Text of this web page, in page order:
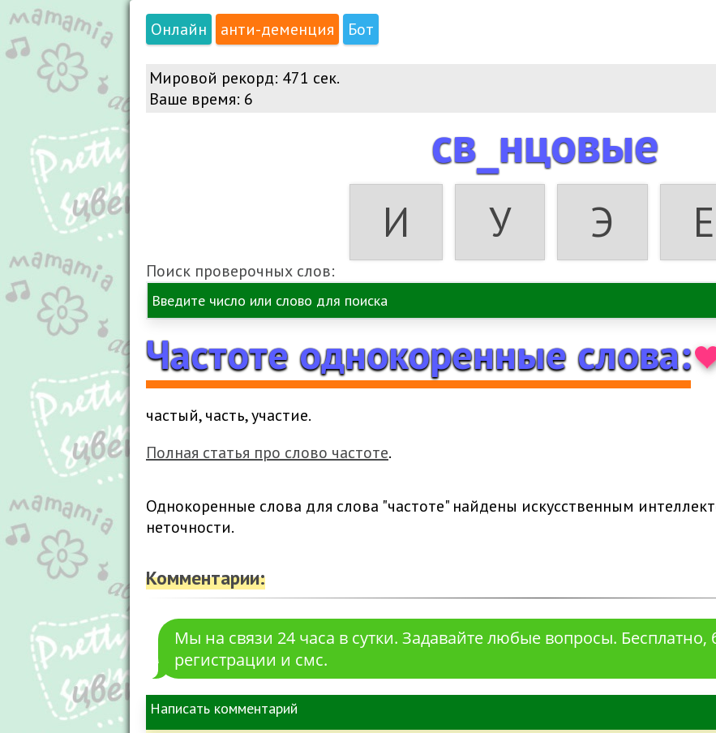
Онлайн анти-деменция Бот
Мировой рекорд: 471 сек.
Ваше время: 6
св_нцовые
И У Э Е
Поиск проверочных слов:
Частоте однокоренные слова:
частый, часть, участие.
Полная статья про слово частоте.
Однокоренные слова для слова "частоте" найдены искусственным
неточности.
Комментарии:
Мы на связи 24 часа в сутки. Задавайте любые вопросы. Бесплатно,
регистрации и смс.